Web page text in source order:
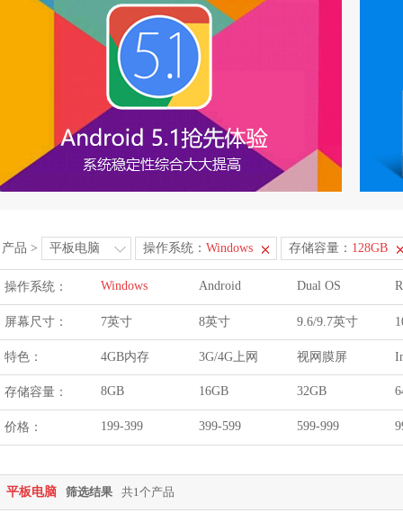
产品 > 平板电脑 操作系统： Windows 存储容量： 128GB
操作系统： Windows Android Dual OS
屏幕尺寸： 7英寸 8英寸 9.6/9.7英寸
特色： 4GB内存 3G/4G上网 视网膜屏
存储容量： 8GB 16GB 32GB
价格： 199-399 399-599 599-999
平板电脑 筛选结果 共1个产品